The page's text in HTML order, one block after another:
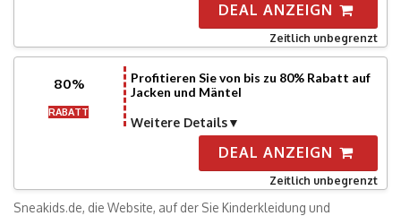
DEAL ANZEIGN
Zeitlich unbegrenzt
80%
RABATT
Profitieren Sie von bis zu 80% Rabatt auf
Jacken und Mäntel
Weitere Details
DEAL ANZEIGN
Zeitlich unbegrenzt
Sneakids.de, die Website, auf der Sie Kinderkleidung und